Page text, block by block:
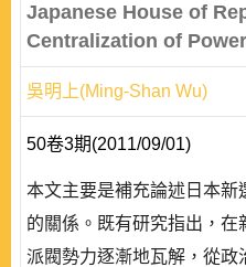
Japanese House of
Centralization of Power
吳明上(Ming-Shan Wu)
50卷3期(2011/09/01)
本文主要是補充論述日本
的關係。既有研究指出，
派閥勢力逐漸地瓦解，從政